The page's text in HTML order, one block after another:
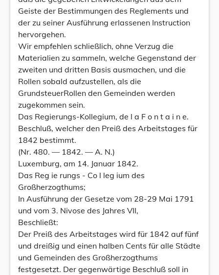
Geiste der Bestimmungen des Reglements und
der zu seiner Ausführung erlassenen Instruction
hervorgehen.
Wir empfehlen schließlich, ohne Verzug die
Materialien zu sammeln, welche Gegenstand der
zweiten und dritten Basis ausmachen, und die
Rollen sobald aufzustellen, als die
GrundsteuerRollen den Gemeinden werden
zugekommen sein.
Das Regierungs-Kollegium, de l a F o n t a i n e.
Beschluß, welcher den Preiß des Arbeitstages für
1842 bestimmt.
(Nr. 480. — 1842. — A. N.)
Luxemburg, am 14. Januar 1842.
Das Reg ie rungs - Co l leg ium des
Großherzogthums;
In Ausführung der Gesetze vom 28-29 Mai 1791
und vom 3. Nivose des Jahres VII,
Beschließt:
Der Preiß des Arbeitstages wird für 1842 auf fünf
und dreißig und einen halben Cents für alle Städte
und Gemeinden des Großherzogthums
festgesetzt. Der gegenwärtige Beschluß soll in